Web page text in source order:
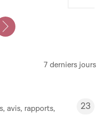
slide
Next slide
7 derniers jours
avis, rapports,
23
23